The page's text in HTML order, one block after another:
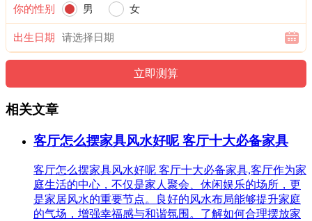
你的性别 男 女
出生日期
相关文章
客厅怎么摆家具风水好呢 客厅十大必备家具
客厅怎么摆家具风水好呢 客厅十大必备家具,客厅作为家
庭生活的中心，不仅是家人聚会、休闲娱乐的场所，更
是家居风水的重要节点。良好的风水布局能够提升家庭
的气场，增强幸福感与和谐氛围。了解如何合理摆放家